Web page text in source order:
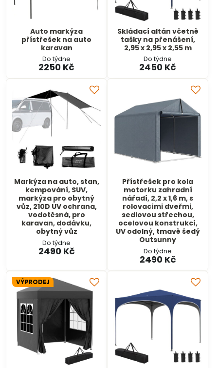
Auto markýza
přístřešek na auto
karavan
Do týdne
2250 Kč
Skládací altán včetně
tašky na přenášení,
2,95 x 2,95 x 2,55 m
Do týdne
2450 Kč
Markýza na auto, stan,
kempování, SUV,
markýza pro obytný
vůz, 210D UV ochrana,
vodotěsná, pro
karavan, dodávku,
obytný vůz
Do týdne
2490 Kč
Přístřešek pro kola
motorku zahradní
nářadí, 2,2 x 1,6 m, s
rolovacími dveřmi,
sedlovou střechou,
ocelovou konstrukcí,
UV odolný, tmavě šedý
Outsunny
Do týdne
2490 Kč
VÝPRODEJ